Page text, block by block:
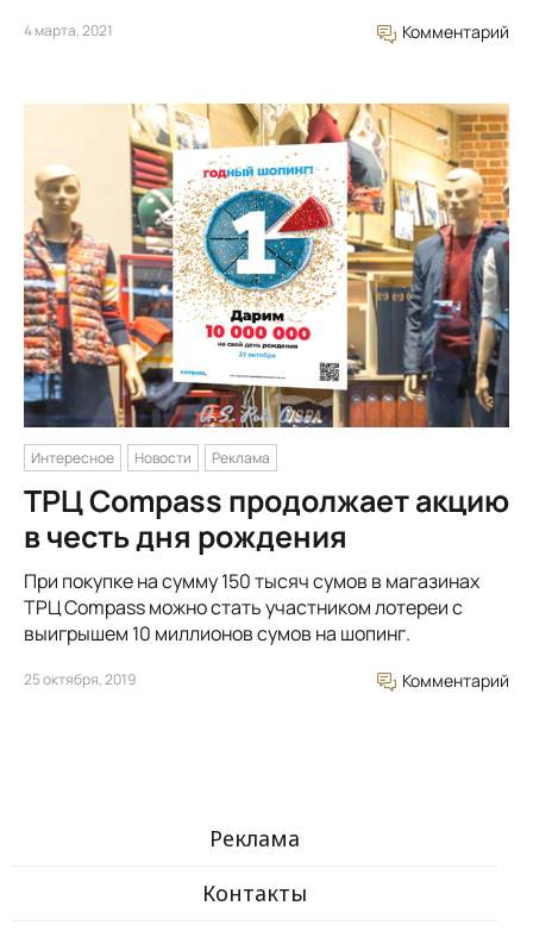
4 марта, 2021 Комментарий
Интересное Новости Реклама
ТРЦ Compass продолжает акцию
в честь дня рождения
При покупке на сумму 150 тысяч сумов в магазинах
ТРЦ Compass можно стать участником лотереи с
выигрышем 10 миллионов сумов на шопинг.
25 октября, 2019 Комментарий
Реклама
Контакты